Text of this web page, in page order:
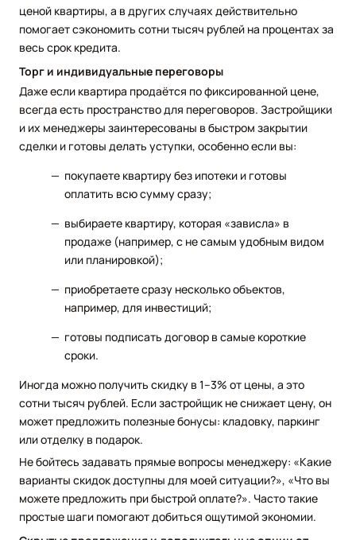
ценой квартиры, а в других случаях действительно
помогает сэкономить сотни тысяч рублей на процентах за
весь срок кредита.
Торг и индивидуальные переговоры
Даже если квартира продаётся по фиксированной цене,
всегда есть пространство для переговоров. Застройщики
и их менеджеры заинтересованы в быстром закрытии
сделки и готовы делать уступки, особенно если вы:
покупаете квартиру без ипотеки и готовы
оплатить всю сумму сразу;
выбираете квартиру, которая «зависла» в
продаже (например, с не самым удобным видом
или планировкой);
приобретаете сразу несколько объектов,
например, для инвестиций;
готовы подписать договор в самые короткие
сроки.
Иногда можно получить скидку в 1–3% от цены, а это
сотни тысяч рублей. Если застройщик не снижает цену, он
может предложить полезные бонусы: кладовку, паркинг
или отделку в подарок.
Не бойтесь задавать прямые вопросы менеджеру: «Какие
варианты скидок доступны для моей ситуации?», «Что вы
можете предложить при быстрой оплате?». Часто такие
простые шаги помогают добиться ощутимой экономии.